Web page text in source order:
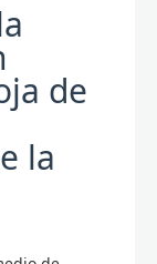
de
la